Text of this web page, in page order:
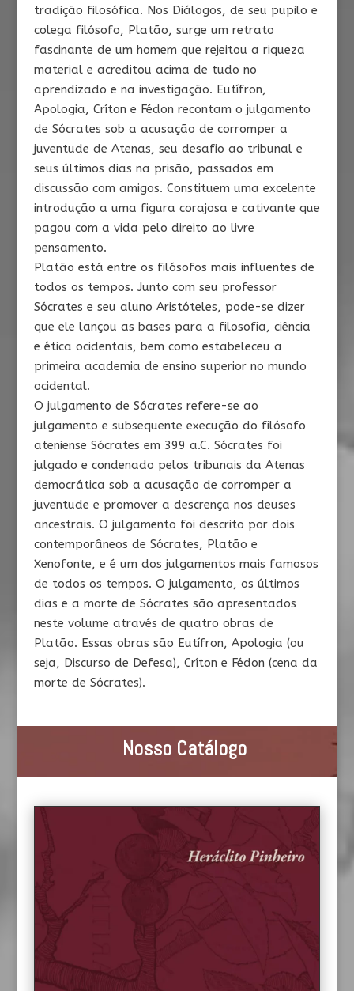
tradição filosófica. Nos Diálogos, de seu pupilo e
colega filósofo, Platão, surge um retrato
fascinante de um homem que rejeitou a riqueza
material e acreditou acima de tudo no
aprendizado e na investigação. Eutífron,
Apologia, Críton e Fédon recontam o julgamento
de Sócrates sob a acusação de corromper a
juventude de Atenas, seu desafio ao tribunal e
seus últimos dias na prisão, passados em
discussão com amigos. Constituem uma excelente
introdução a uma figura corajosa e cativante que
pagou com a vida pelo direito ao livre
pensamento.
Platão está entre os filósofos mais influentes de
todos os tempos. Junto com seu professor
Sócrates e seu aluno Aristóteles, pode-se dizer
que ele lançou as bases para a filosofia, ciência
e ética ocidentais, bem como estabeleceu a
primeira academia de ensino superior no mundo
ocidental.
O julgamento de Sócrates refere-se ao
julgamento e subsequente execução do filósofo
ateniense Sócrates em 399 a.C. Sócrates foi
julgado e condenado pelos tribunais da Atenas
democrática sob a acusação de corromper a
juventude e promover a descrença nos deuses
ancestrais. O julgamento foi descrito por dois
contemporâneos de Sócrates, Platão e
Xenofonte, e é um dos julgamentos mais famosos
de todos os tempos. O julgamento, os últimos
dias e a morte de Sócrates são apresentados
neste volume através de quatro obras de
Platão. Essas obras são Eutífron, Apologia (ou
seja, Discurso de Defesa), Críton e Fédon (cena da
morte de Sócrates).
Nosso Catálogo